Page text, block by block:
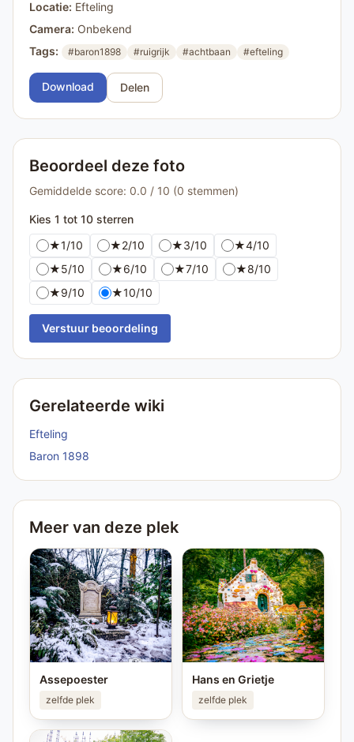
Locatie: Efteling
Camera: Onbekend
Tags:
#baron1898 #ruigrijk #achtbaan #efteling
Download Delen
Beoordeel deze foto
Gemiddelde score: 0.0 / 10 (0 stemmen)
Kies 1 tot 10 sterren
★1/10 ★2/10 ★3/10 ★4/10
★5/10 ★6/10 ★7/10 ★8/10
★9/10 ★10/10
Verstuur beoordeling
Gerelateerde wiki
Efteling
Baron 1898
Meer van deze plek
Assepoester
zelfde plek
Hans en Grietje
zelfde plek